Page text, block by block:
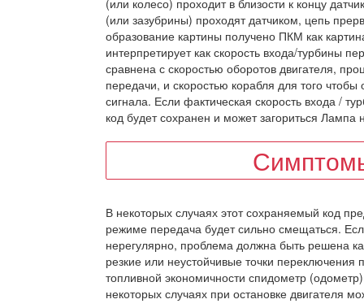
(или колесо) проходит в близости к концу
(или зазубрины) проходят датчиком, цепь
образование картины получено ПКМ как
интерпретирует как скорость входа/турбины
сравнена с скоростью оборотов двигателя,
передачи, и скоростью корабля для того
сигнала. Если фактическая скорость входа /
код будет сохранен и может загориться Лампа
В некоторых случаях этот сохраняемый код
режиме передача будет сильно смещаться.
нерегулярно, проблема должна быть решена
резкие или неустойчивые точки
топливной экономичности спидометр
некоторых случаях при остановке двигателя